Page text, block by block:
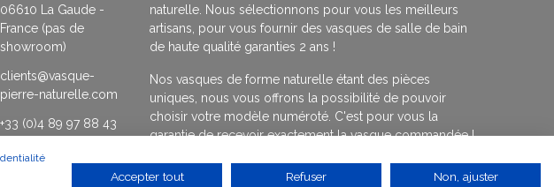
06610 La Gaude -
France (pas de
showroom)
clients@vasque-
pierre-naturelle.com
+33 (0)4 89 97 88 43
de 10h à 17h30
naturelle. Nous sélectionnons pour vous les meilleurs
artisans, pour vous fournir des vasques de salle de bain
de haute qualité garanties 2 ans !
Nos vasques de forme naturelle étant des pièces
uniques, nous vous offrons la possibilité de pouvoir
choisir votre modèle numéroté. C'est pour vous la
garantie de recevoir exactement la vasque commandée !
> En savoir plus
Accepter tout Refuser Non, ajuster